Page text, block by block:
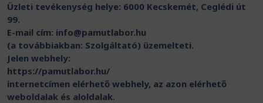
Üzleti tevékenység helye: 6000 Kecskemét, Ceglédi út
99.
E-mail cím: info@pamutlabor.hu
(a továbbiakban: Szolgáltató) üzemelteti.
Jelen webhely:
https://pamutlabor.hu/
internetcímen elérhető webhely, az azon elérhető
weboldalak és aloldalak.